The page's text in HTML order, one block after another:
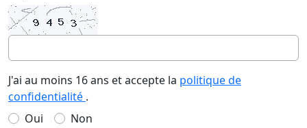
J'ai au moins 16 ans et accepte la politique de
confidentialité .
Oui
Non